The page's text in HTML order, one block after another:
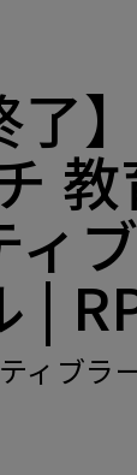
了
ィ
|
ィブラ